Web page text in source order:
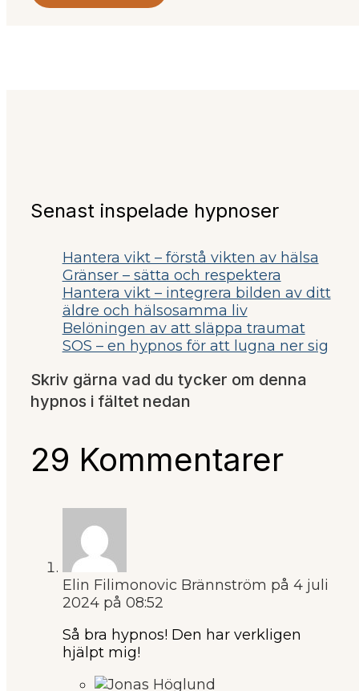
Senast inspelade hypnoser
Hantera vikt – förstå vikten av hälsa
Gränser – sätta och respektera
Hantera vikt – integrera bilden av ditt
äldre och hälsosamma liv
Belöningen av att släppa traumat
SOS – en hypnos för att lugna ner sig
Skriv gärna vad du tycker om denna
hypnos i fältet nedan
29 Kommentarer
Elin Filimonovic Brännström på 4 juli
2024 på 08:52
Så bra hypnos! Den har verkligen
hjälpt mig!